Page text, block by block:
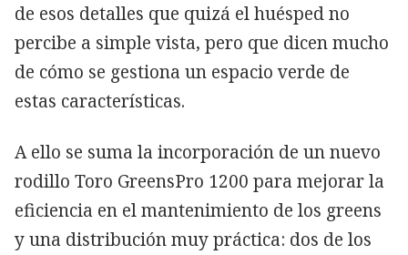
de esos detalles que quizá el huésped no
percibe a simple vista, pero que dicen mucho
de cómo se gestiona un espacio verde de
estas características.
A ello se suma la incorporación de un nuevo
rodillo Toro GreensPro 1200 para mejorar la
eficiencia en el mantenimiento de los greens
y una distribución muy práctica: dos de los